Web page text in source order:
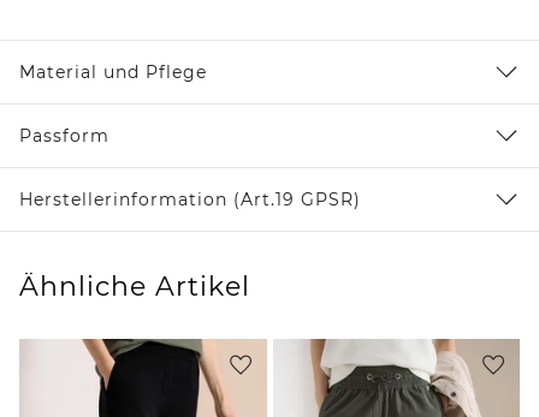
Material und Pflege
Passform
Herstellerinformation (Art.19 GPSR)
Ähnliche Artikel